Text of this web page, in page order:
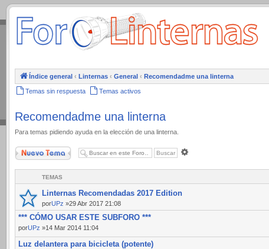
.
Índice general ‹ Linternas ‹ General ‹ Recomendadme una linterna
Temas sin respuesta Temas activos
Recomendadme una linterna
Para temas pidiendo ayuda en la elección de una linterna.
Nuevo Tema
TEMAS
Linternas Recomendadas 2017 Edition
porUPz »29 Abr 2017 21:08
*** CÓMO USAR ESTE SUBFORO ***
porUPz »14 Mar 2014 11:04
Luz delantera para bicicleta (potente)